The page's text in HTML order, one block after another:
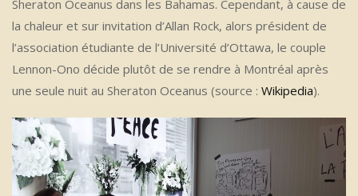
Sheraton Oceanus dans les Bahamas. Cependant, à cause de
la chaleur et sur invitation d’Allan Rock, alors président de
l’association étudiante de l’Université d’Ottawa, le couple
Lennon-Ono décide plutôt de se rendre à Montréal après
une seule nuit au Sheraton Oceanus (source : Wikipedia).